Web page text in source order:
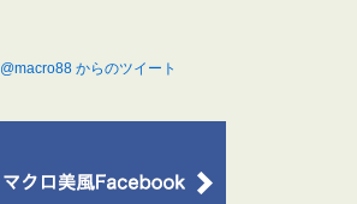
@macro88 からのツイート